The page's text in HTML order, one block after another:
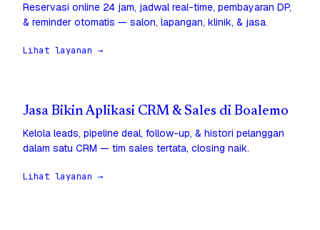
Reservasi online 24 jam, jadwal real-time, pembayaran DP,
& reminder otomatis — salon, lapangan, klinik, & jasa.
Lihat layanan →
Jasa Bikin Aplikasi CRM & Sales di Boalemo
Kelola leads, pipeline deal, follow-up, & histori pelanggan
dalam satu CRM — tim sales tertata, closing naik.
Lihat layanan →